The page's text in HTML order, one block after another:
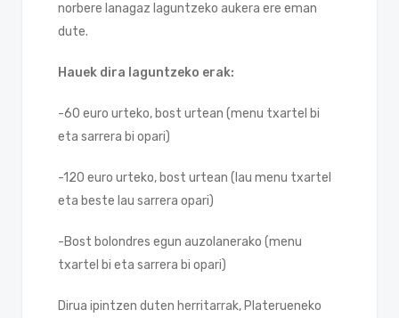
norbere lanagaz laguntzeko aukera ere eman
dute.
Hauek dira laguntzeko erak:
-60 euro urteko, bost urtean (menu txartel bi
eta sarrera bi opari)
-120 euro urteko, bost urtean (lau menu txartel
eta beste lau sarrera opari)
-Bost bolondres egun auzolanerako (menu
txartel bi eta sarrera bi opari)
Dirua ipintzen duten herritarrak, Platerueneko